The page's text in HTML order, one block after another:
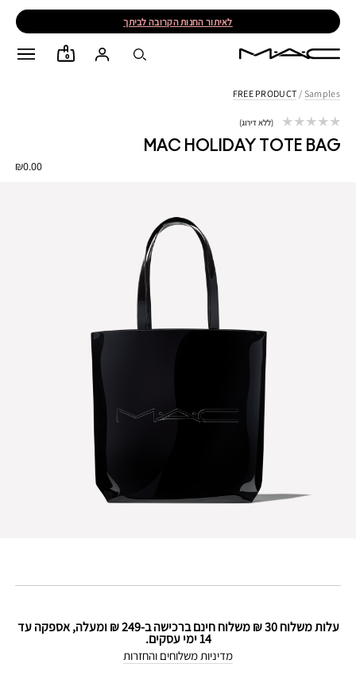
לאיתור החנות הקרובה לביתך
0
Samples
/
FREE PRODUCT
MAC HOLIDAY TOTE BAG
₪0.00
ללא דירוג
עלות משלוח 30 ₪ משלוח חינם ברכישה ב-249 ₪ ומעלה, אספקה עד
14 ימי עסקים.
מדיניות משלוחים והחזרות